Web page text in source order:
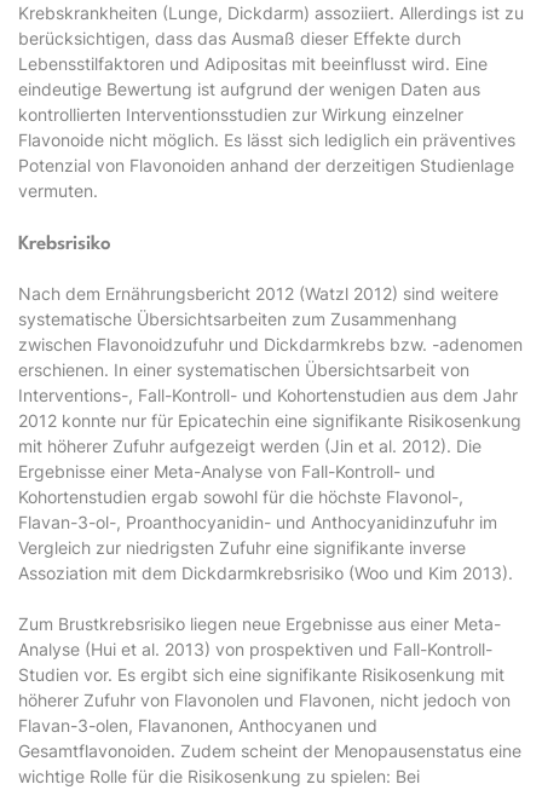
Krebskrankheiten (Lunge, Dickdarm) assoziiert. Allerdings ist zu
berücksichtigen, dass das Ausmaß dieser Effekte durch
Lebensstilfaktoren und Adipositas mit beeinflusst wird. Eine
eindeutige Bewertung ist aufgrund der wenigen Daten aus
kontrollierten Interventionsstudien zur Wirkung einzelner
Flavonoide nicht möglich. Es lässt sich lediglich ein präventives
Potenzial von Flavonoiden anhand der derzeitigen Studienlage
vermuten.
Krebsrisiko
Nach dem Ernährungsbericht 2012 (Watzl 2012) sind weitere
systematische Übersichtsarbeiten zum Zusammenhang
zwischen Flavonoidzufuhr und Dickdarmkrebs bzw. -adenomen
erschienen. In einer systematischen Übersichtsarbeit von
Interventions-, Fall-Kontroll- und Kohortenstudien aus dem Jahr
2012 konnte nur für Epicatechin eine signifikante Risikosenkung
mit höherer Zufuhr aufgezeigt werden (Jin et al. 2012). Die
Ergebnisse einer Meta-Analyse von Fall-Kontroll- und
Kohortenstudien ergab sowohl für die höchste Flavonol-,
Flavan-3-ol-, Proanthocyanidin- und Anthocyanidinzufuhr im
Vergleich zur niedrigsten Zufuhr eine signifikante inverse
Assoziation mit dem Dickdarmkrebsrisiko (Woo und Kim 2013).
Zum Brustkrebsrisiko liegen neue Ergebnisse aus einer Meta-
Analyse (Hui et al. 2013) von prospektiven und Fall-Kontroll-
Studien vor. Es ergibt sich eine signifikante Risikosenkung mit
höherer Zufuhr von Flavonolen und Flavonen, nicht jedoch von
Flavan-3-olen, Flavanonen, Anthocyanen und
Gesamtflavonoiden. Zudem scheint der Menopausenstatus eine
wichtige Rolle für die Risikosenkung zu spielen: Bei